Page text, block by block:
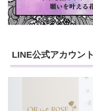
LINE公式アカウント